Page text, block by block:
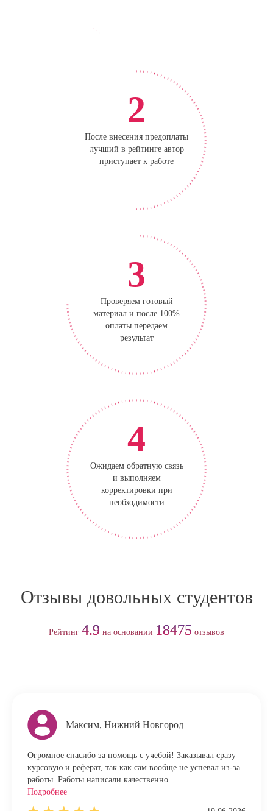
2
После внесения предоплаты
лучший в рейтинге автор
приступает к работе
3
Проверяем готовый
материал и после 100%
оплаты передаем
результат
4
Ожидаем обратную связь
и выполняем
корректировки при
необходимости
Отзывы довольных студентов
Рейтинг 4.9 на основании 18475 отзывов
Максим, Нижний Новгород
Огромное спасибо за помощь с учебой! Заказывал сразу
курсовую и реферат, так как сам вообще не успевал из-за
работы. Работы написали качественно...
Подробнее